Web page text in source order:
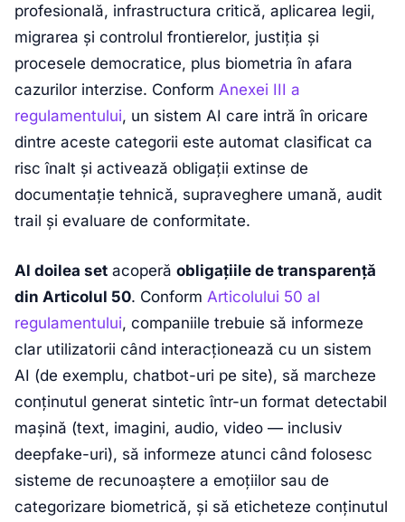
profesională, infrastructura critică, aplicarea legii,
migrarea și controlul frontierelor, justiția și
procesele democratice, plus biometria în afara
cazurilor interzise. Conform Anexei III a
regulamentului, un sistem AI care intră în oricare
dintre aceste categorii este automat clasificat ca
risc înalt și activează obligații extinse de
documentație tehnică, supraveghere umană, audit
trail și evaluare de conformitate.
Al doilea set acoperă obligațiile de transparență
din Articolul 50. Conform Articolului 50 al
regulamentului, companiile trebuie să informeze
clar utilizatorii când interacționează cu un sistem
AI (de exemplu, chatbot-uri pe site), să marcheze
conținutul generat sintetic într-un format detectabil
mașină (text, imagini, audio, video — inclusiv
deepfake-uri), să informeze atunci când folosesc
sisteme de recunoaștere a emoțiilor sau de
categorizare biometrică, și să eticheteze conținutul